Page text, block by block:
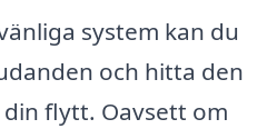
system kan du
och hitta den
flytt. Oavsett om